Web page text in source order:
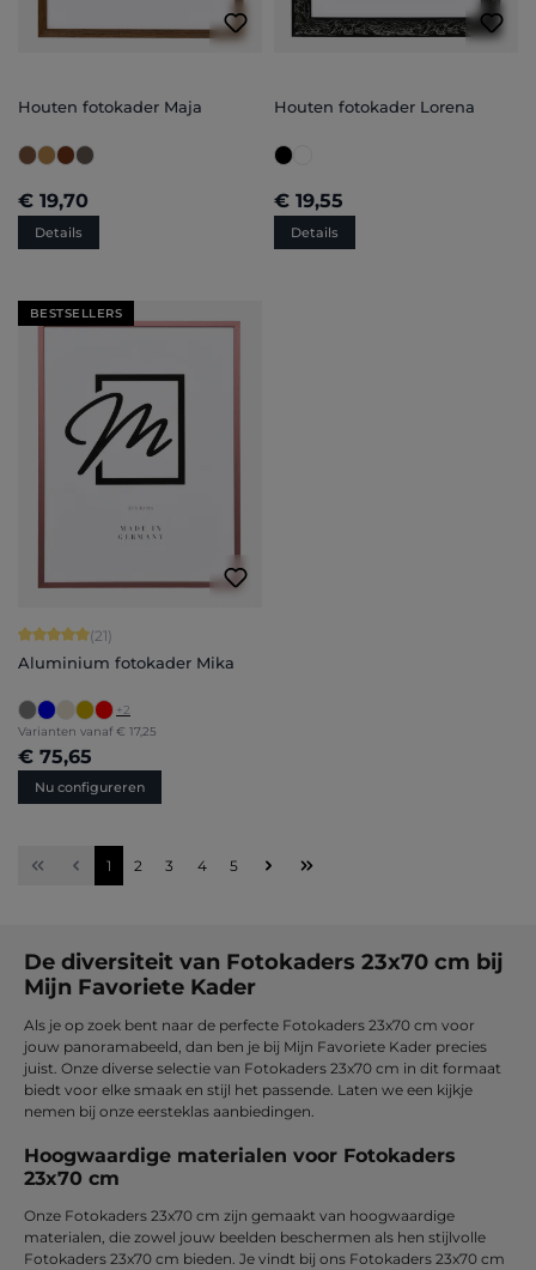
Houten fotokader Maja
€ 19,70
Details
Houten fotokader Lorena
€ 19,55
Details
BESTSELLERS
Gemiddelde score van 5 op 5 sterren
(21)
Aluminium fotokader Mika
+2
Varianten vanaf € 17,25
€ 75,65
Nu configureren
Pagina
1 Pagina
2 Pagina
3 Pagina
4 Pagina
5
De diversiteit van Fotokaders 23x70 cm bij
Mijn Favoriete Kader
Als je op zoek bent naar de perfecte Fotokaders 23x70 cm voor
jouw panoramabeeld, dan ben je bij Mijn Favoriete Kader precies
juist. Onze diverse selectie van Fotokaders 23x70 cm in dit formaat
biedt voor elke smaak en stijl het passende. Laten we een kijkje
nemen bij onze eersteklas aanbiedingen.
Hoogwaardige materialen voor Fotokaders
23x70 cm
Onze Fotokaders 23x70 cm zijn gemaakt van hoogwaardige
materialen, die zowel jouw beelden beschermen als hen stijlvolle
Fotokaders 23x70 cm bieden. Je vindt bij ons Fotokaders 23x70 cm